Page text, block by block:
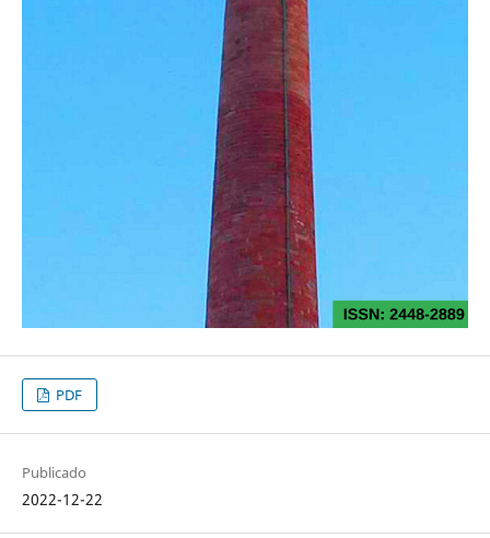
PDF
Publicado
2022-12-22